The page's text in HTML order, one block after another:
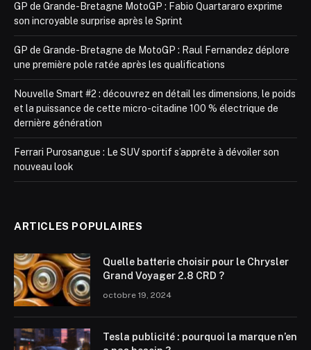
GP de Grande-Bretagne MotoGP : Fabio Quartararo exprime
son incroyable surprise après le Sprint
GP de Grande-Bretagne de MotoGP : Raul Fernandez déplore
une première pole ratée après les qualifications
Nouvelle Smart #2 : découvrez en détail les dimensions, le poids
et la puissance de cette micro-citadine 100 % électrique de
dernière génération
Ferrari Purosangue : Le SUV sportif s’apprête à dévoiler son
nouveau look
ARTICLES POPULAIRES
Quelle batterie choisir pour le Chrysler
Grand Voyager 2.8 CRD ?
octobre 19, 2024
Tesla publicité : pourquoi la marque n’en